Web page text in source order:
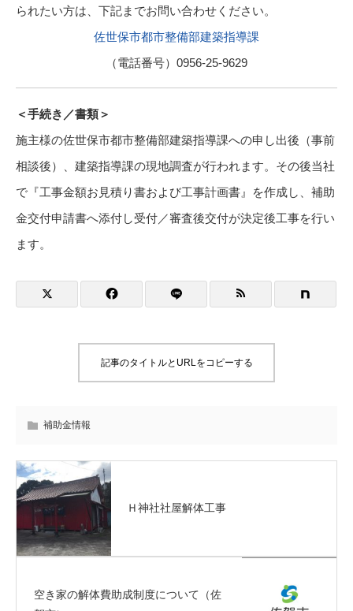
られたい方は、下記までお問い合わせください。
佐世保市都市整備部建築指導課
（電話番号）0956-25-9629
＜手続き／書類＞
施主様の佐世保市都市整備部建築指導課への申し出後（事前
相談後）、建築指導課の現地調査が行われます。その後当社
で『工事金額お見積り書および工事計画書』を作成し、補助
金交付申請書へ添付し受付／審査後交付が決定後工事を行い
ます。
記事のタイトルとURLをコピーする
補助金情報
Ｈ神社社屋解体工事
空き家の解体費助成制度について（佐